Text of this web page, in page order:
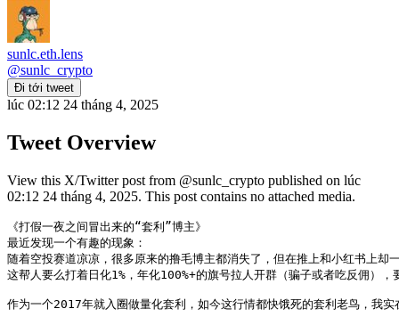
sunlc.eth.lens
@sunlc_crypto
Đi tới tweet
lúc 02:12 24 tháng 4, 2025
Tweet Overview
View this X/Twitter post from @sunlc_crypto published on lúc
02:12 24 tháng 4, 2025. This post contains no attached media.
《打假一夜之间冒出来的“套利”博主》
最近发现一个有趣的现象：
随着空投赛道凉凉，很多原来的撸毛博主都消失了，但在推上和小红书上却
这帮人要么打着日化1%，年化100%+的旗号拉人开群（骗子或者吃反佣
作为一个2017年就入圈做量化套利，如今这行情都快饿死的套利老鸟，我